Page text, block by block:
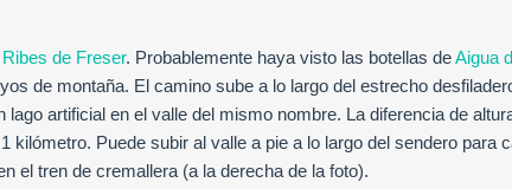
Ribes de Freser. Probablemente haya visto las botellas deAigua
de montaña. El camino sube a lo largo del estrecho
artificial en el valle del mismo nombre. La diferencia de
kilómetro. Puede subir al valle a pie a lo largo del sendero para
el tren de cremallera (a la derecha de la foto).